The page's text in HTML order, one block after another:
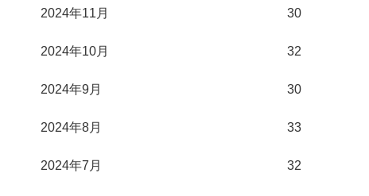
2024年11月 30
2024年10月 32
2024年9月 30
2024年8月 33
2024年7月 32